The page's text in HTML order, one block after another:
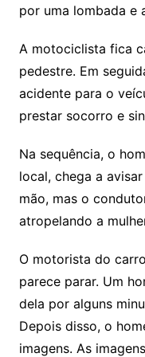
por uma lombada e
A motociclista fica
pedestre. Em
acidente para o
prestar socorro e
Na sequência, o
local, chega a
mão, mas o
atropelando a
O motorista do
parece parar. Um
dela por alguns
Depois disso, o
imagens. As